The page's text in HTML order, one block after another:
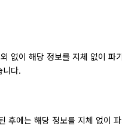
없이 해당 정보를 지체 없이
니다.
후에는 해당 정보를 지체 없이